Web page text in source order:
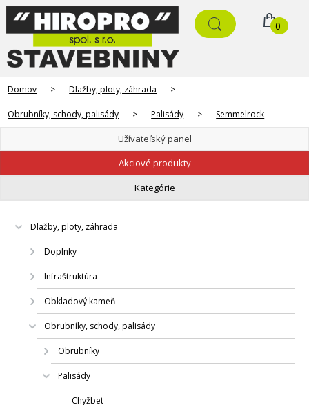
0
Domov > Dlažby, ploty, záhrada >
Obrubníky, schody, palisády > Palisády > Semmelrock
Užívateľský panel
Akciové produkty
Kategórie
Dlažby, ploty, záhrada
Doplnky
Infraštruktúra
Obkladový kameň
Obrubníky, schody, palisády
Obrubníky
Palisády
Chyžbet